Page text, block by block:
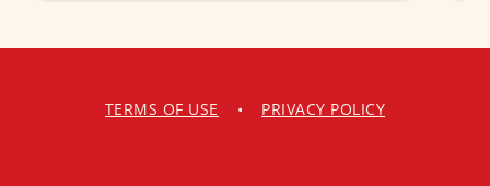
TERMS OF USE • PRIVACY POLICY